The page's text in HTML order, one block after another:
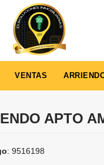
VENTAS
APTO
: 9516198